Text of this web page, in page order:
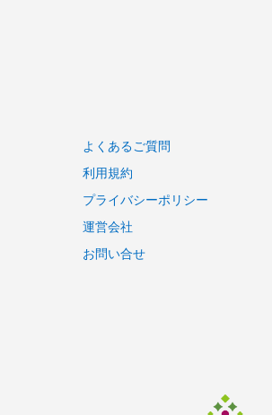
よくあるご質問
利用規約
プライバシーポリシー
運営会社
お問い合せ